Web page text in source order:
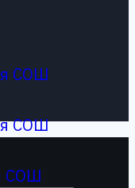
СОШ
СОШ
СОШ